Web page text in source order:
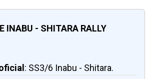
INABU - SHITARA RALLY
: SS3/6 Inabu - Shitara.